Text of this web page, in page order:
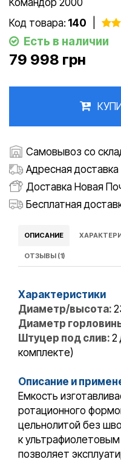
Код товара: 140
Есть в наличии
79 998 грн
Самовывоз со
Адресная доставка
Доставка Новая
Бесплатная
ОПИСАНИЕ
ОТЗЫВЫ (1)
Характеристики
Диаметр/высота:
Диаметр
Штуцер под слив: 2
комплекте)
Описание и
Емкость
ротационного
цельнолитой без
к
позволяет